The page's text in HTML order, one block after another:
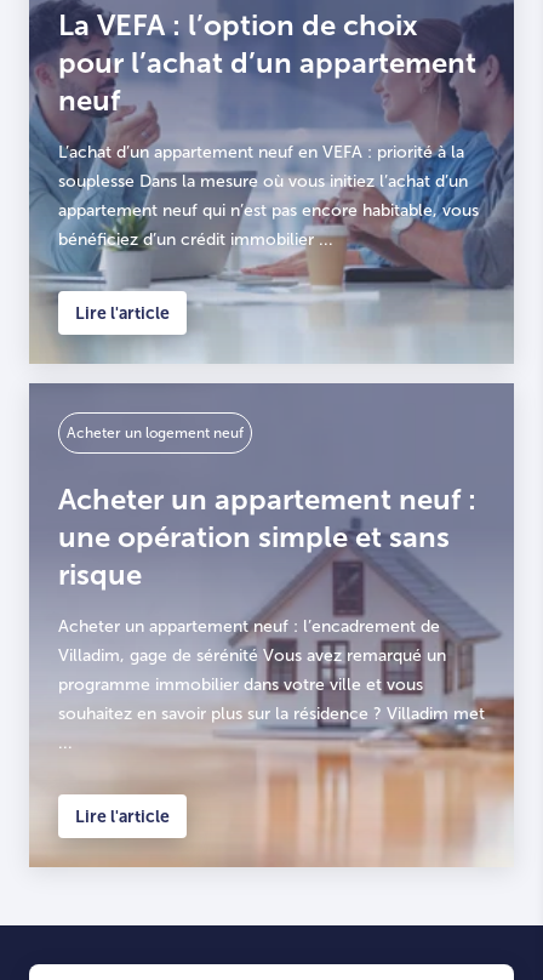
La VEFA : l’option de choix
pour l’achat d’un appartement
neuf
L’achat d’un appartement neuf en VEFA : priorité à la
souplesse Dans la mesure où vous initiez l’achat d’un
appartement neuf qui n’est pas encore habitable, vous
bénéficiez d’un crédit immobilier ...
Lire l'article
Acheter un logement neuf
Acheter un appartement neuf :
une opération simple et sans
risque
Acheter un appartement neuf : l’encadrement de
Villadim, gage de sérénité Vous avez remarqué un
programme immobilier dans votre ville et vous
souhaitez en savoir plus sur la résidence ? Villadim met
...
Lire l'article